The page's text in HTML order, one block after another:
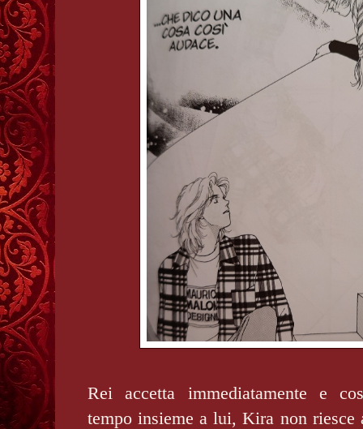
Rei accetta immediatamente e
tempo insieme a lui, Kira non riesce